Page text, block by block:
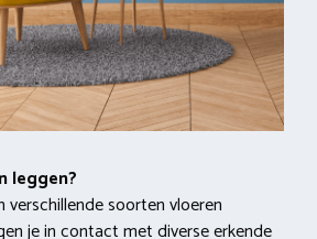
leggen?
verschillende soorten vloeren
je in contact met diverse erkende